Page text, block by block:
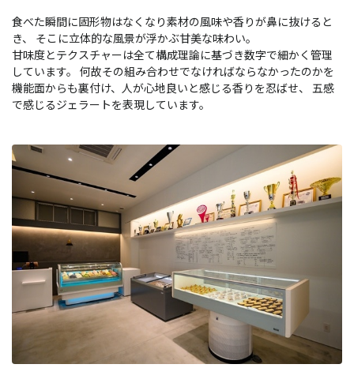
食べた瞬間に固形物はなくなり素材の風味や香りが鼻に抜けると
き、 そこに立体的な風景が浮かぶ甘美な味わい。
甘味度とテクスチャーは全て構成理論に基づき数字で細かく管理
しています。 何故その組み合わせでなければならなかったのかを
機能面からも裏付け、人が心地良いと感じる香りを忍ばせ、 五感
で感じるジェラートを表現しています。